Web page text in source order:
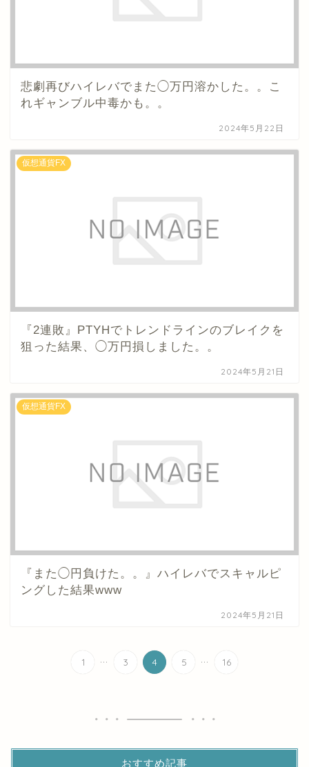
悲劇再びハイレバでまた◯万円溶かした。。こ
れギャンブル中毒かも。。
2024年5月22日
仮想通貨FX
『2連敗』PTYHでトレンドラインのブレイクを
狙った結果、◯万円損しました。。
2024年5月21日
仮想通貨FX
『また◯円負けた。。』ハイレバでスキャルピ
ングした結果www
2024年5月21日
1 ... 3 4 5 ... 16
おすすめ記事